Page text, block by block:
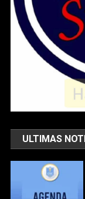
ULTIMAS